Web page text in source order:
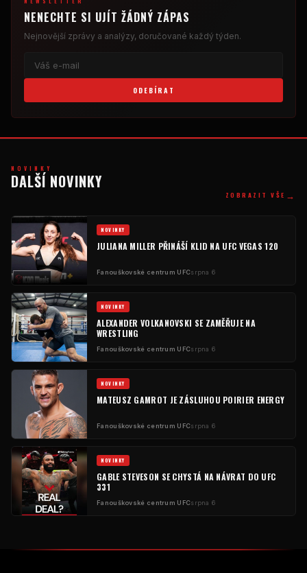
NENECHTE SI UJÍT ŽÁDNÝ ZÁPAS
Nejnovější zprávy a analýzy, doručované každý týden.
ODEBÍRAT
NOVINKY
DALŠÍ NOVINKY
ZOBRAZIT VŠE →
NOVINKY
JULIANA MILLER PŘINÁŠÍ KLID NA UFC VEGAS 120
Fanouškovské centrum UFCsrpna 6
NOVINKY
ALEXANDER VOLKANOVSKI SE ZAMĚŘUJE NA
WRESTLING
Fanouškovské centrum UFCsrpna 6
NOVINKY
MATEUSZ GAMROT JE ZÁSLUHOU POIRIER ENERGY
Fanouškovské centrum UFCsrpna 6
NOVINKY
GABLE STEVESON SE CHYSTÁ NA NÁVRAT DO UFC
331
Fanouškovské centrum UFCsrpna 6